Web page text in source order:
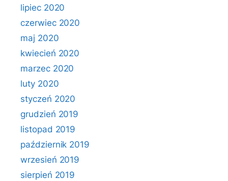
lipiec 2020
czerwiec 2020
maj 2020
kwiecień 2020
marzec 2020
luty 2020
styczeń 2020
grudzień 2019
listopad 2019
październik 2019
wrzesień 2019
sierpień 2019